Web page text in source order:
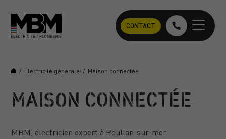
CONTACT
/ Électricité générale / Maison connectée
MAISON CONNECTÉE
MBM, électricien expert à Poullan-sur-mer